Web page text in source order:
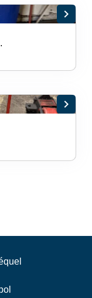
chevron_right
chevron_right